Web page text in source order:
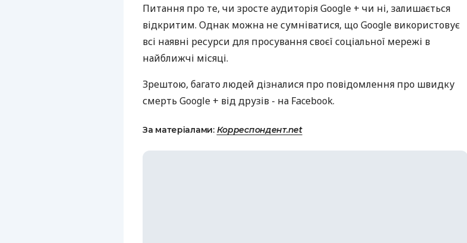
Питання про те, чи зросте аудиторія Google + чи ні, залишається
відкритим. Однак можна не сумніватися, що Google використовує
всі наявні ресурси для просування своєї соціальної мережі в
найближчі місяці.
Зрештою, багато людей дізналися про повідомлення про швидку
смерть Google + від друзів - на Facebook.
За матеріалами: Корреспондент.net